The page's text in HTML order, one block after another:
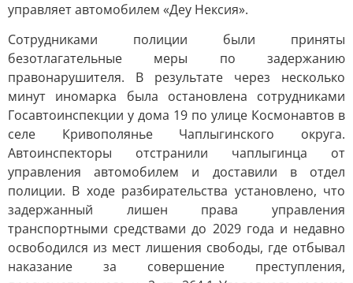
управляет автомобилем «Деу Нексия».
Сотрудниками полиции были приняты
безотлагательные меры по задержанию
правонарушителя. В результате через несколько
минут иномарка была остановлена сотрудниками
Госавтоинспекции у дома 19 по улице Космонавтов в
селе Кривополянье Чаплыгинского округа.
Автоинспекторы отстранили чаплыгинца от
управления автомобилем и доставили в отдел
полиции. В ходе разбирательства установлено, что
задержанный лишен права управления
транспортными средствами до 2029 года и недавно
освободился из мест лишения свободы, где отбывал
наказание за совершение преступления,